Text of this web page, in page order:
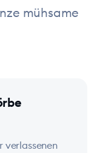
mühsame
verlassenen